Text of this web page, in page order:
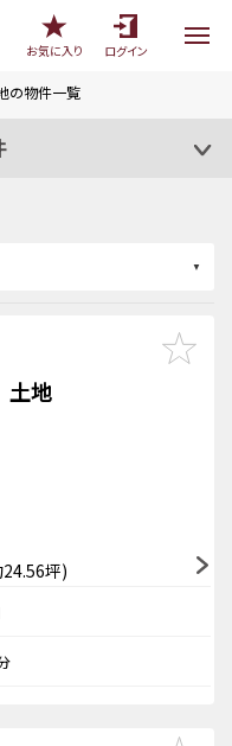
お気に入り
ログイン
の物件一覧
土地
坪)